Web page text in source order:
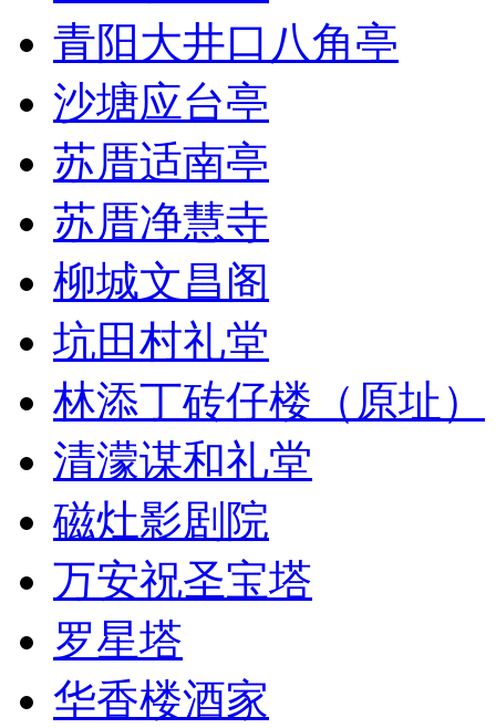
青阳大井口八角亭
沙塘应台亭
苏厝适南亭
苏厝净慧寺
柳城文昌阁
坑田村礼堂
林添丁砖仔楼（原址）
清濛谋和礼堂
磁灶影剧院
万安祝圣宝塔
罗星塔
华香楼酒家